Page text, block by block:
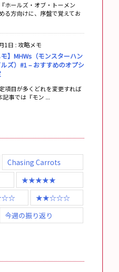
ホールズ・オブ・トーメン
る方向けに、序盤で覚えてお
1日 : 攻略メモ
モ】MHWs（モンスターハン
ズ）#1 – おすすめのオプシ
項目が多くどれを変更すれば
記事では『モン ...
Chasing Carrots
★★★★★
★★☆☆☆
今週の振り返り